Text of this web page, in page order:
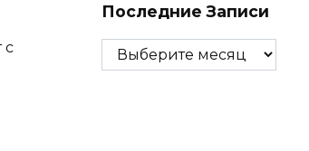
с
Последние Записи
Последние
Записи